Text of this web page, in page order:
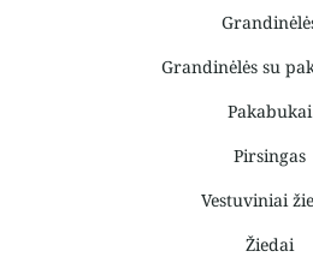
Grandinėlės su
Pakabukai
Pirsingas
Vestuviniai
Žiedai